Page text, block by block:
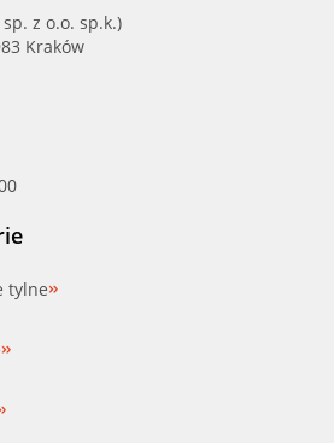
z o.o. sp.k.)
Kraków
tylne